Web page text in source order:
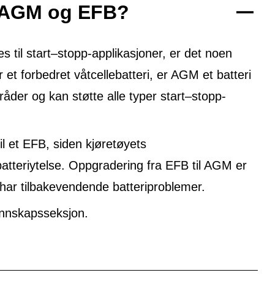
og EFB?
til start–stopp-applikasjoner, er det noen
forbedret våtcellebatteri, er AGM et batteri
og kan støtte alle typer start–stopp-
et EFB, siden kjøretøyets
Oppgradering fra EFB til AGM er
tilbakevendende batteriproblemer.